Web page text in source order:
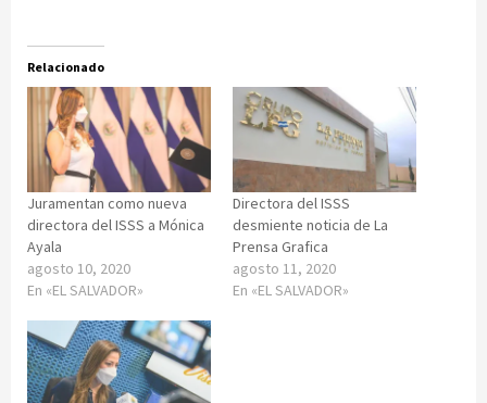
Relacionado
Juramentan como nueva
directora del ISSS a Mónica
Ayala
agosto 10, 2020
En «EL SALVADOR»
Directora del ISSS
desmiente noticia de La
Prensa Grafica
agosto 11, 2020
En «EL SALVADOR»